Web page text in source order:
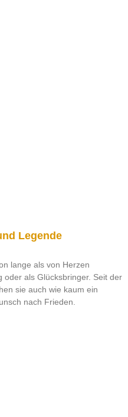
Legende
lange als von Herzen
oder als Glücksbringer. Seit der
sie auch wie kaum ein
nach Frieden.